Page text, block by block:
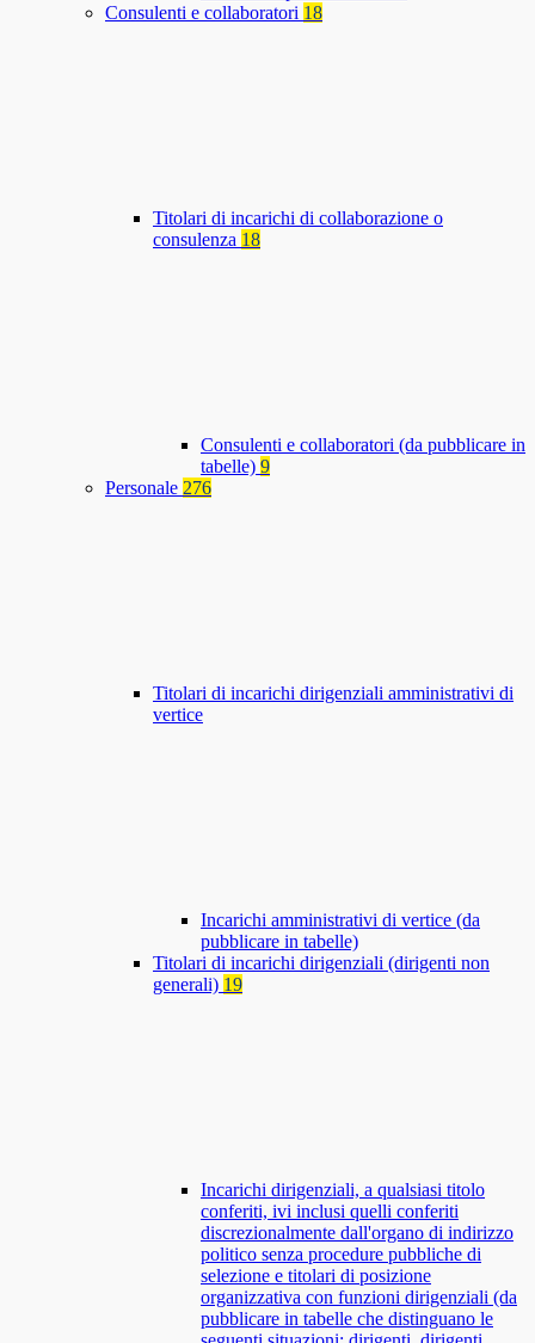
Consulenti e collaboratori 18
Titolari di incarichi di collaborazione o
consulenza 18
Consulenti e collaboratori (da pubblicare in
tabelle) 9
Personale 276
Titolari di incarichi dirigenziali amministrativi di
vertice
Incarichi amministrativi di vertice (da
pubblicare in tabelle)
Titolari di incarichi dirigenziali (dirigenti non
generali) 19
Incarichi dirigenziali, a qualsiasi titolo
conferiti, ivi inclusi quelli conferiti
discrezionalmente dall'organo di indirizzo
politico senza procedure pubbliche di
selezione e titolari di posizione
organizzativa con funzioni dirigenziali (da
pubblicare in tabelle che distinguano le